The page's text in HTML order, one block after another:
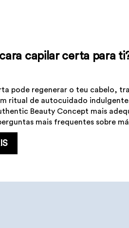
capilar certa para
pode regenerar o teu cabelo,
ritual de autocuidado
Beauty Concept mais
mais frequentes sobre